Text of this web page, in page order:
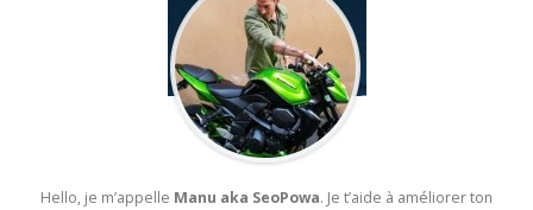
Hello, je m’appelle Manu aka SeoPowa. Je t’aide à améliorer ton